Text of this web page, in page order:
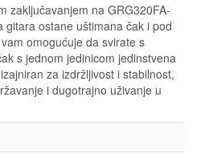
zaključavanjem na GRG320FA-
gitara ostane uštimana čak i pod
omogućuje da svirate s
s jednom jedinicom jedinstvena
za izdržljivost i stabilnost,
i dugotrajno uživanje u